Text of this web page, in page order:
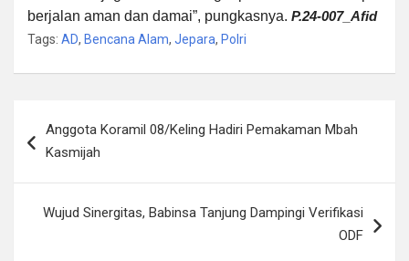
berjalan aman dan damai”, pungkasnya. P.24-007_ Afid
Tags: AD, Bencana Alam, Jepara, Polri
posAnggota Koramil 08/Keling Hadiri Pemakaman Mbah
Kasmijah
Wujud Sinergitas, Babinsa Tanjung Dampingi Verifikasi
ODF